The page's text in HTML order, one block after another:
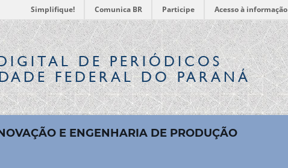
Simplifique! Comunica BR Participe Acesso à informação
DE PERIÓDICOS
FEDERAL DO PARANÁ
E ENGENHARIA DE PRODUÇÃO